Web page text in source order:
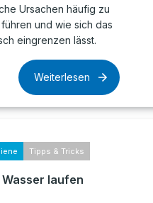
Ursachen häufig zu
und wie sich das
eingrenzen lässt.
Weiterlesen
Tipps & Tricks
laufen